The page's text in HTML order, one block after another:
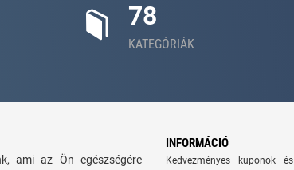
78
KATEGÓRIÁK
ami az Ön egészségére
INFORMÁCIÓ
Kedvezményes kuponok és